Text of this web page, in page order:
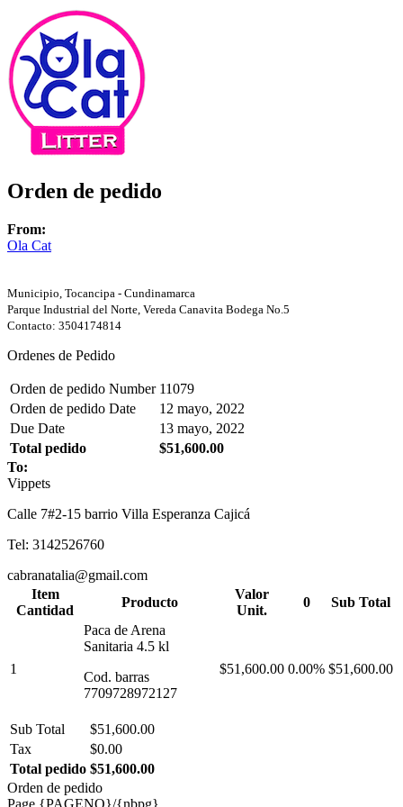
Orden de pedido
From:
Ola Cat
Municipio, Tocancipa - Cundinamarca
Parque Industrial del Norte, Vereda Canavita Bodega No.5
Contacto: 3504174814
Ordenes de Pedido
Orden de pedido Number 11079
Orden de pedido Date
12 mayo, 2022
Due Date
13 mayo, 2022
Total pedido
$51,600.00
To:
Vippets
Calle 7#2-15 barrio Villa Esperanza Cajicá
Tel: 3142526760
cabranatalia@gmail.com
Item
Cantidad
Producto
Valor
Unit.
0 Sub Total
1
Paca de Arena
Sanitaria 4.5 kl
Cod. barras
7709728972127
$51,600.00 0.00% $51,600.00
Sub Total
$51,600.00
Tax
$0.00
Total pedido $51,600.00
Orden de pedido
Page {PAGENO}/{nbpg}